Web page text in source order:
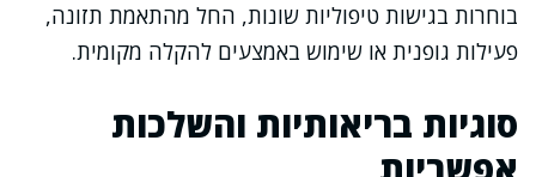
בוחרות בגישות טיפוליות שונות, החל מהתאמת תזונה,
פעילות גופנית או שימוש באמצעים להקלה מקומית.
סוגיות בריאותיות והשלכות